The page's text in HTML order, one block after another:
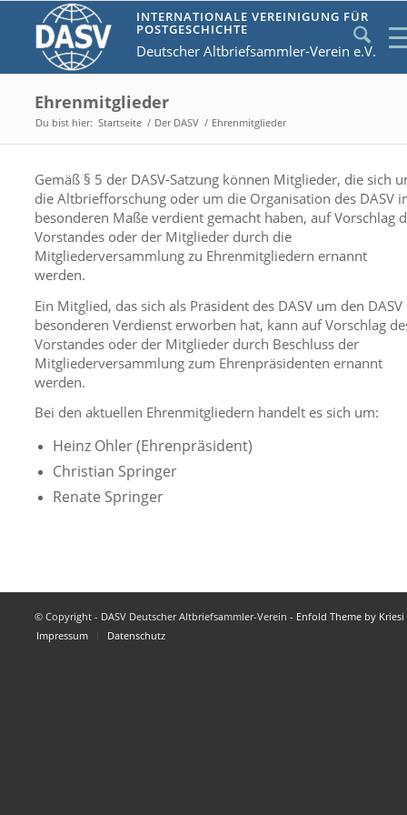
INTERNATIONALE VEREINIGUNG FÜR
POSTGESCHICHTE
Deutscher Altbriefsammler-Verein e.V.
Ehrenmitglieder
Du bist hier: Startseite / Der DASV / Ehrenmitglieder
Gemäß § 5 der DASV-Satzung können Mitglieder, die sich
die Altbriefforschung oder um die Organisation des DASV
besonderen Maße verdient gemacht haben, auf Vorschlag
Vorstandes oder der Mitglieder durch die
Mitgliederversammlung zu Ehrenmitgliedern ernannt
werden.
Ein Mitglied, das sich als Präsident des DASV um den DASV
besonderen Verdienst erworben hat, kann auf Vorschlag
Vorstandes oder der Mitglieder durch Beschluss der
Mitgliederversammlung zum Ehrenpräsidenten ernannt
werden.
Bei den aktuellen Ehrenmitgliedern handelt es sich um:
Heinz Ohler (Ehrenpräsident)
Christian Springer
Renate Springer
© Copyright - DASV Deutscher Altbriefsammler-Verein - Enfold Theme by Kriesi
Impressum
Datenschutz